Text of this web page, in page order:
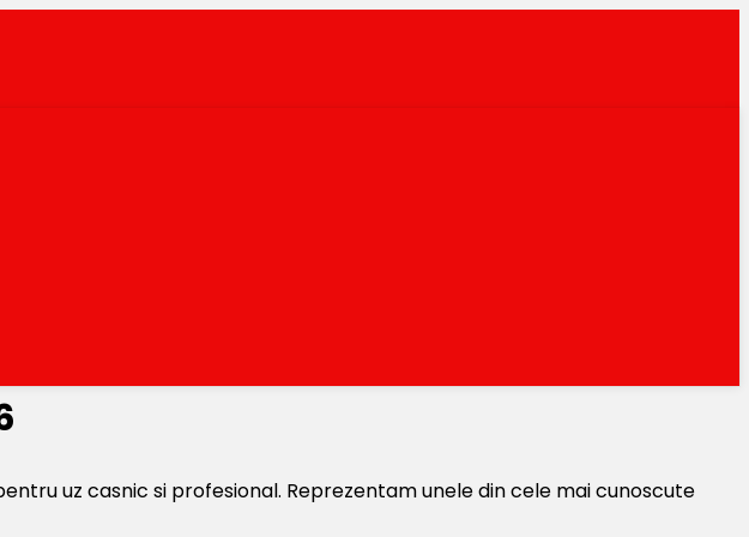
uz casnic si profesional. Reprezentam unele din cele mai cunoscute